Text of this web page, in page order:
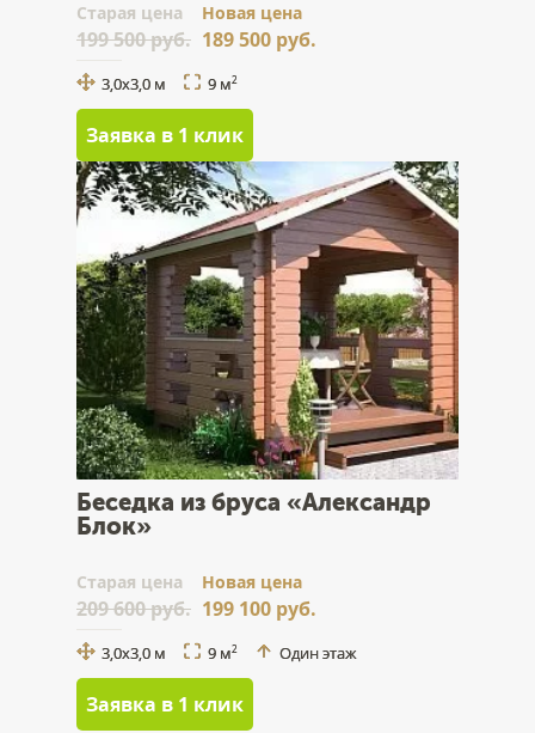
Cтарая цена
199 500 руб.
Новая цена
189 500 руб.
3,0x3,0 м 9 м2
Заявка в 1 клик
Беседка из бруса «Александр
Блок»
Cтарая цена
209 600 руб.
Новая цена
199 100 руб.
3,0x3,0 м 9 м2 Один этаж
Заявка в 1 клик